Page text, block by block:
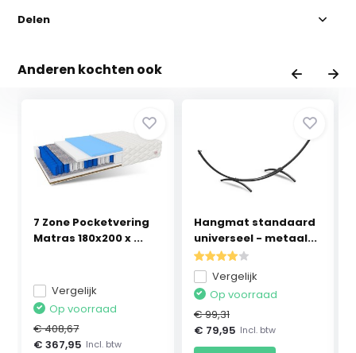
Delen
Anderen kochten ook
7 Zone Pocketvering
Matras 180x200 x ...
Vergelijk
Op voorraad
€ 408,67
€ 367,95 Incl. btw
Hangmat standaard
universeel - metaal...
Vergelijk
Op voorraad
€ 99,31
€ 79,95 Incl. btw